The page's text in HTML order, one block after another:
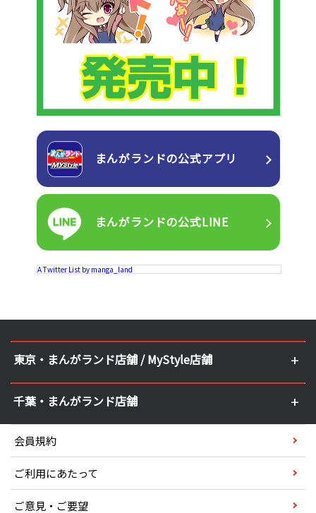
まんがランドの公式アプリ
まんがランドの公式LINE
A Twitter List by manga_land
東京・まんがランド店舗 / MyStyle店舗
千葉・まんがランド店舗
会員規約
ご利用にあたって
ご意見・ご要望